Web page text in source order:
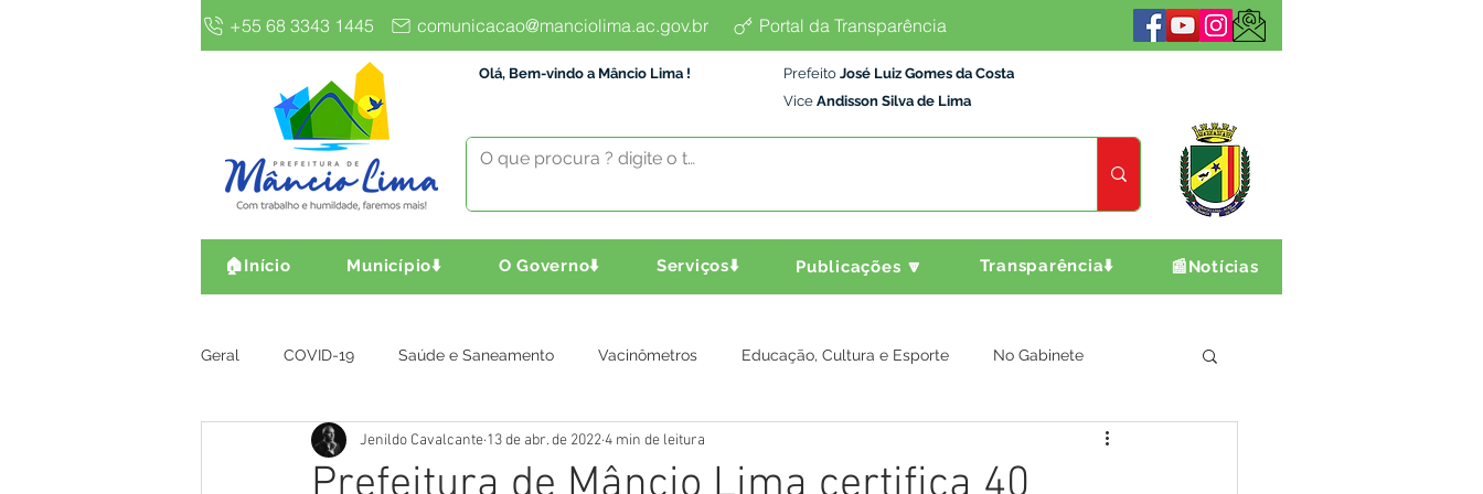
+55 68 3343 1445 comunicacao@manciolima.ac.gov.br Portal da Transparência
Olá, Bem-vindo a Mâncio Lima ! Prefeito José Luiz Gomes da Costa
Vice Andisson Silva de Lima
🏠Início Município⬇️ O Governo⬇️ Serviços⬇️ Publicações 🔽 Transparência⬇️ 📰Notícias
Geral COVID-19 Saúde e Saneamento Vacinômetros Educação, Cultura e Esporte No Gabinete
Gestão e Finanças Infra, Obra e Transporte Assistência Social Agricultura e Produção
Jenildo Cavalcante 13 de abr. de 20224 min de leitura